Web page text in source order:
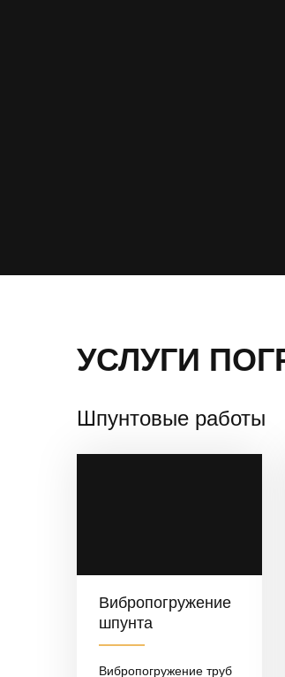
УСЛУГИ
Шпунтовые работы
Вибропогружение
шпунта
Вибропогружение труб